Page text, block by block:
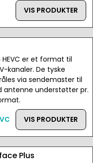
VIS PRODUKTER
HEVC er et format til
kanaler. De tyske
via sendemaster til
antenne understøtter pr.
VIS PRODUKTER
Plus